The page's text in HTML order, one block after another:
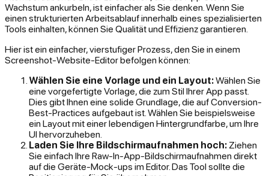
Wachstum ankurbeln, ist einfacher als Sie denken. Wenn Sie
einen strukturierten Arbeitsablauf innerhalb eines spezialisierten
Tools einhalten, können Sie Qualität und Effizienz garantieren.
Hier ist ein einfacher, vierstufiger Prozess, den Sie in einem
Screenshot-Website-Editor befolgen können:
Wählen Sie eine Vorlage und ein Layout:Wählen Sie
eine vorgefertigte Vorlage, die zum Stil Ihrer App passt.
Dies gibt Ihnen eine solide Grundlage, die auf Conversion-
Best-Practices aufgebaut ist. Wählen Sie beispielsweise
ein Layout mit einer lebendigen Hintergrundfarbe, um Ihre
UI hervorzuheben.
Laden Sie Ihre Bildschirmaufnahmen hoch: Ziehen
Sie einfach Ihre Raw-In-App-Bildschirmaufnahmen direkt
auf die Geräte-Mock-ups im Editor. Das Tool sollte die